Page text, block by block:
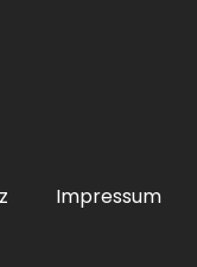
Impressum